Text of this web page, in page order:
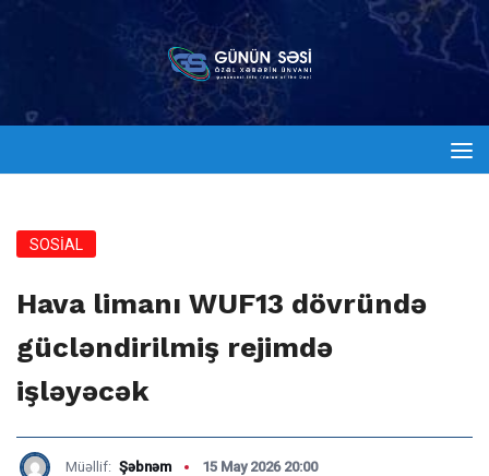
SOSİAL
Hava limanı WUF13 dövründə
gücləndirilmiş rejimdə
işləyəcək
Müəllif: Şəbnəm 15 May 2026 20:00